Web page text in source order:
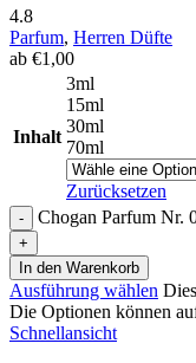
4.8
Parfum, Herren Düfte
ab €1,00
Inhalt
3ml
15ml
30ml
70ml
Zurücksetzen
Chogan Parfum Nr.
In den Warenkorb
Ausführung wählen
Die Optionen können
Schnellansicht